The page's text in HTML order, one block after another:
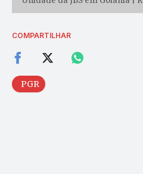
COMPARTILHAR
PGR